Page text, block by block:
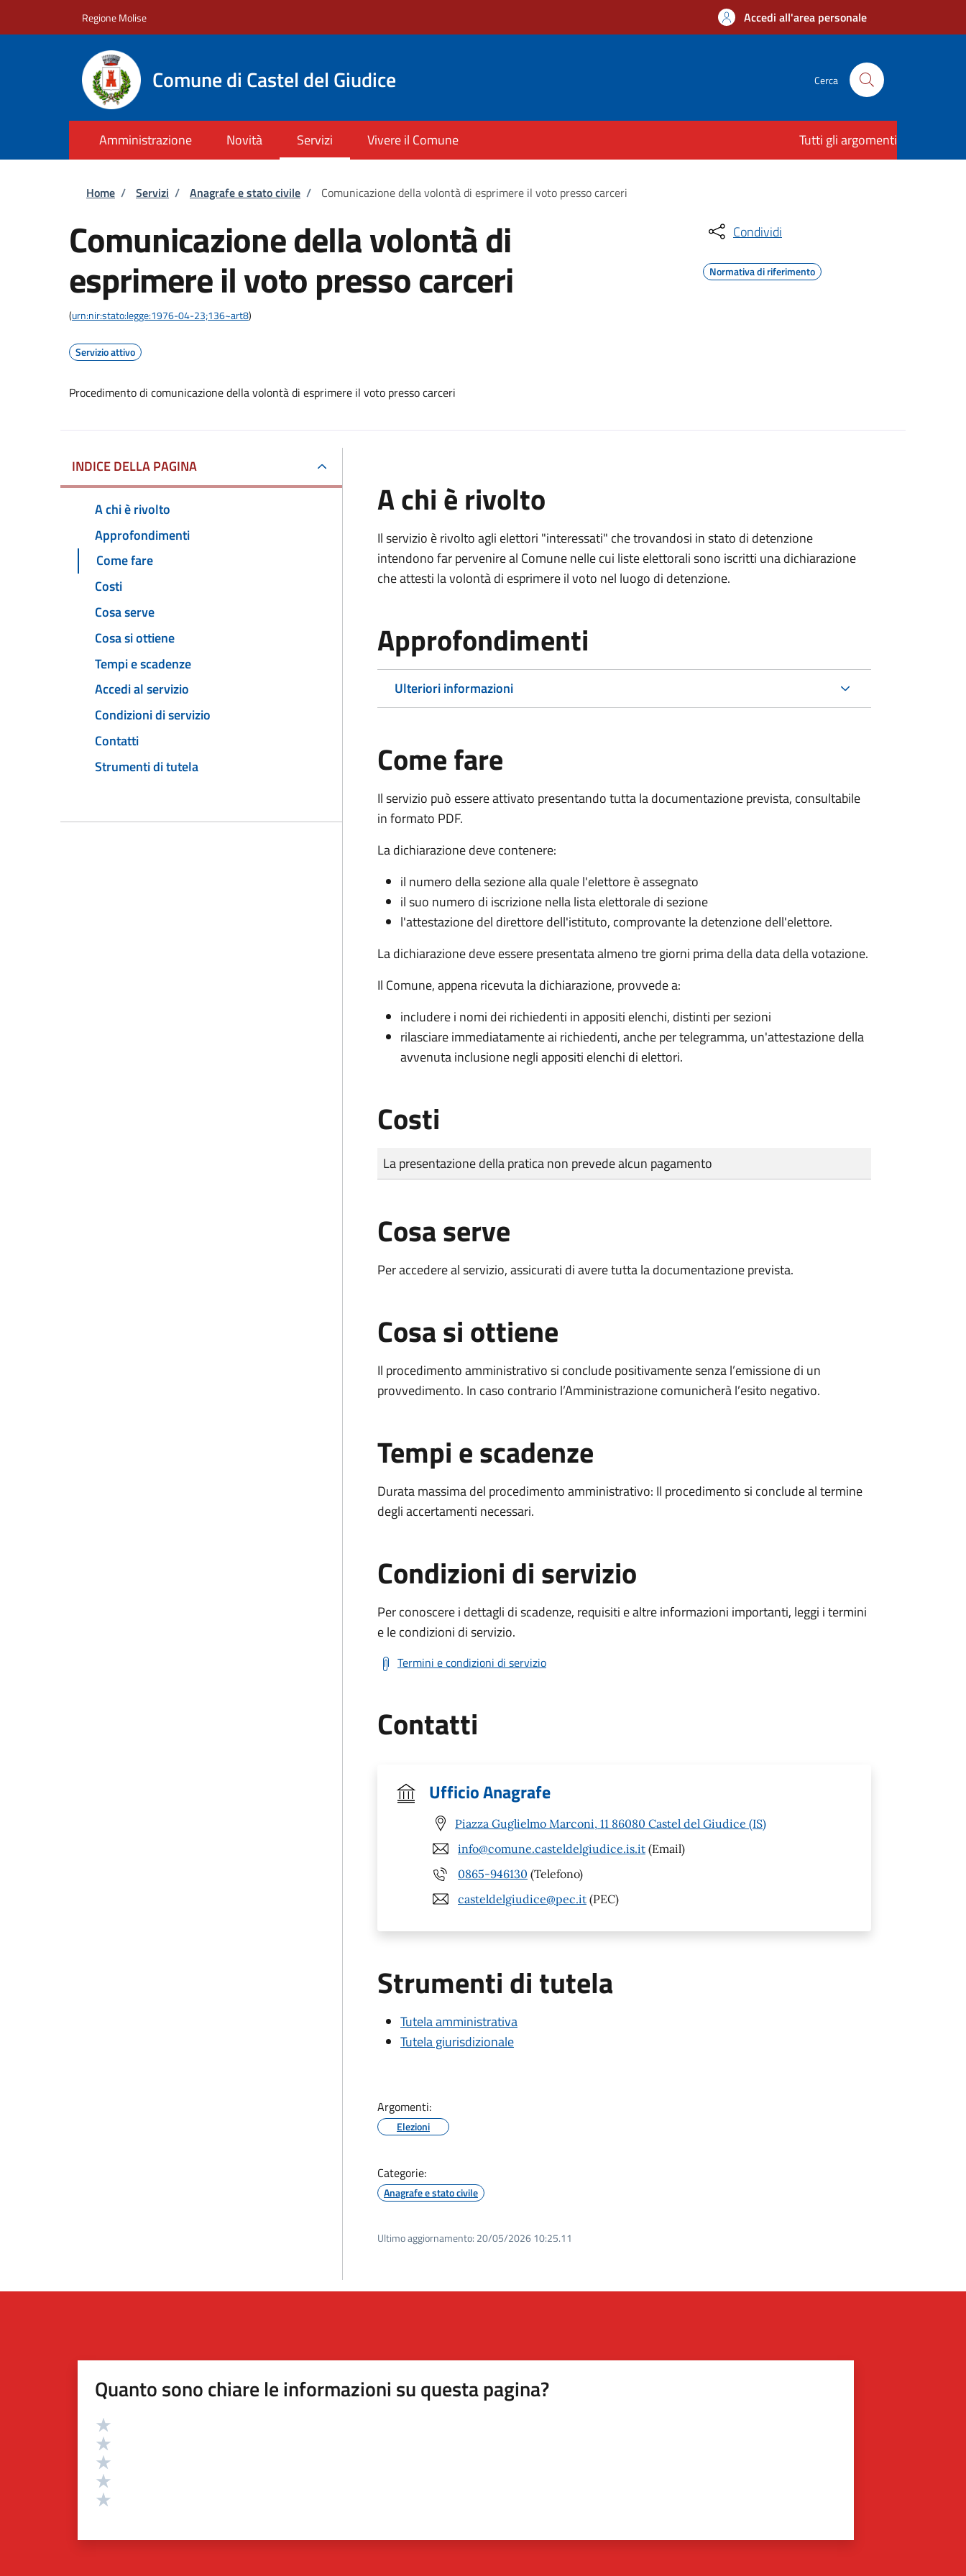
Regione Molise Accedi all'area personale
Comune di Castel del Giudice Cerca
Amministrazione Novità Servizi Vivere il Comune Tutti gli argomenti
Briciole di pane
Home / Servizi / Anagrafe e stato civile / Comunicazione della volontà di esprimere il voto presso carceri
Comunicazione della volontà di
esprimere il voto presso carceri
(urn:nir:stato:legge:1976-04-23;136~art8)
Servizio attivo
Procedimento di comunicazione della volontà di esprimere il voto presso carceri
Condividi
Normativa di riferimento
INDICE DELLA PAGINA
A chi è rivolto
Approfondimenti
Come fare
Costi
Cosa serve
Cosa si ottiene
Tempi e scadenze
Accedi al servizio
Condizioni di servizio
Contatti
Strumenti di tutela
A chi è rivolto
Il servizio è rivolto agli elettori "interessati" che trovandosi in stato di detenzione
intendono far pervenire al Comune nelle cui liste elettorali sono iscritti una dichiarazione
che attesti la volontà di esprimere il voto nel luogo di detenzione.
Approfondimenti
Ulteriori informazioni
Come fare
Il servizio può essere attivato presentando tutta la documentazione prevista, consultabile
in formato PDF.
La dichiarazione deve contenere:
il numero della sezione alla quale l'elettore è assegnato
il suo numero di iscrizione nella lista elettorale di sezione
l'attestazione del direttore dell'istituto, comprovante la detenzione dell'elettore.
La dichiarazione deve essere presentata almeno tre giorni prima della data della votazione.
Il Comune, appena ricevuta la dichiarazione, provvede a:
includere i nomi dei richiedenti in appositi elenchi, distinti per sezioni
rilasciare immediatamente ai richiedenti, anche per telegramma, un'attestazione della
avvenuta inclusione negli appositi elenchi di elettori.
Costi
Tipo di pagamento
Importo
La presentazione della pratica non prevede alcun pagamento
Cosa serve
Per accedere al servizio, assicurati di avere tutta la documentazione prevista.
Cosa si ottiene
Il procedimento amministrativo si conclude positivamente senza l’emissione di un
provvedimento. In caso contrario l’Amministrazione comunicherà l’esito negativo.
Tempi e scadenze
Durata massima del procedimento amministrativo: Il procedimento si conclude al termine
degli accertamenti necessari.
Condizioni di servizio
Per conoscere i dettagli di scadenze, requisiti e altre informazioni importanti, leggi i termini
e le condizioni di servizio.
Termini e condizioni di servizio
Contatti
Ufficio Anagrafe
Piazza Guglielmo Marconi, 11 86080 Castel del Giudice (IS)
info@comune.casteldelgiudice.is.it (Email)
0865-946130 (Telefono)
casteldelgiudice@pec.it (PEC)
Strumenti di tutela
Tutela amministrativa
Tutela giurisdizionale
Argomenti:
Elezioni
Categorie:
Anagrafe e stato civile
Ultimo aggiornamento: 20/05/2026 10:25.11
Quanto sono chiare le informazioni su questa pagina?
Valutazione